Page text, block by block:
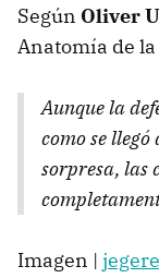
Según Oliver
Anatomía de
Aunque la
como se
sorpresa, las
Imagen |